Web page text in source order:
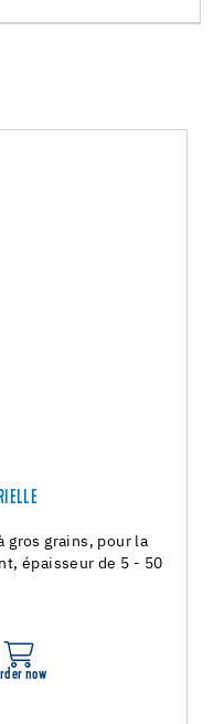
gros grains, pour la
épaisseur de 5 - 50
now